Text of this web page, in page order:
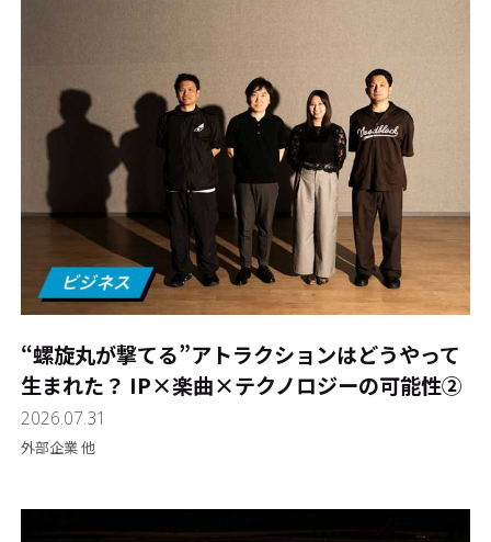
#リクルート
運営会社 プライバシーポリシー
本サイトご利用にあたって Cookie Settings
お問い合わせ
“螺旋丸が撃てる”アトラクションはどうやって
生まれた？ IP×楽曲×テクノロジーの可能性②
2026.07.31
外部企業 他